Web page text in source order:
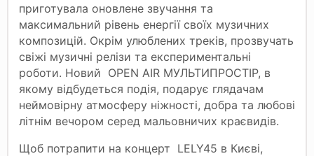
приготувала оновлене звучання та
максимальний рівень енергії своїх музичних
композицій. Окрім улюблених треків, прозвучать
свіжі музичні релізи та експериментальні
роботи. Новий OPEN AIR МУЛЬТИПРОСТІР, в
якому відбудеться подія, подарує глядачам
неймовірну атмосферу ніжності, добра та любові
літнім вечором серед мальовничих краєвидів.
Щоб потрапити на концерт LELY45 в Києві,